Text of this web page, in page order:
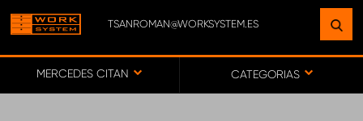
TSANROMAN@WORKSYSTEM.ES
MERCEDES CITAN CATEGORIAS
ENCUENTRE UNA INSTALACIÓN
CERCA DE USTED